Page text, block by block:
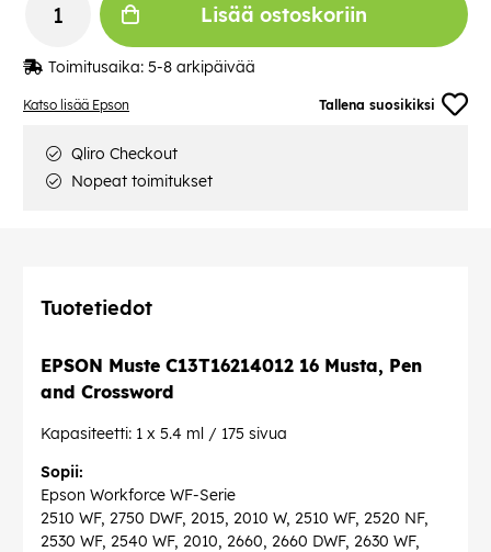
Katso lisää Epson Tallena suosikiksi
Lisää ostoskoriin
Toimitusaika: 5-8 arkipäivää
Qliro Checkout
Nopeat toimitukset
Tuotetiedot
EPSON Muste C13T16214012 16 Musta, Pen
and Crossword
Kapasiteetti: 1 x 5.4 ml / 175 sivua
Sopii:
Epson Workforce WF-Serie
2510 WF, 2750 DWF, 2015, 2010 W, 2510 WF, 2520 NF,
2530 WF, 2540 WF, 2010, 2660, 2660 DWF, 2630 WF,